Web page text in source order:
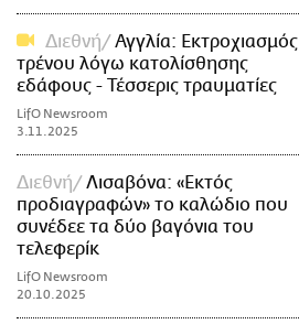
Διεθνή
Αγγλία: Εκτροχιασμός
τρένου λόγω κατολίσθησης
εδάφους - Τέσσερις τραυματίες
LifO Newsroom
3.11.2025
Διεθνή
Λισαβόνα: «Εκτός
προδιαγραφών» το καλώδιο που
συνέδεε τα δύο βαγόνια του
τελεφερίκ
LifO Newsroom
20.10.2025